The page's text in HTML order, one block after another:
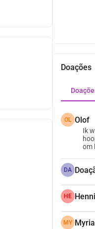
Doações
OL Olof
Ik
om
DA
HE
MY